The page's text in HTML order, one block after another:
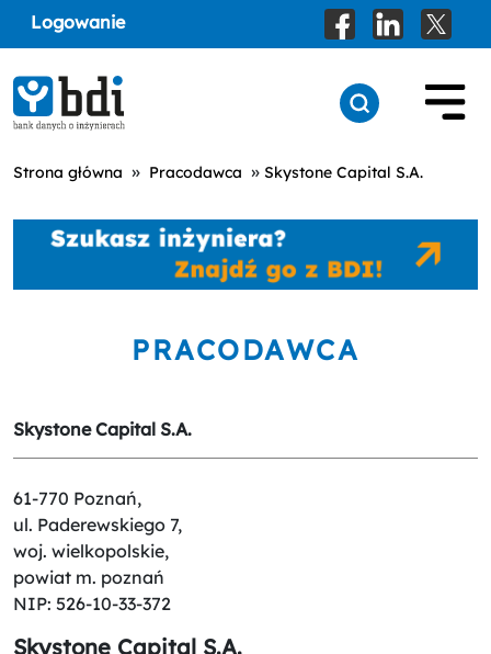
Logowanie
Strona główna » Pracodawca » Skystone Capital S.A.
PRACODAWCA
Skystone Capital S.A.
61-770 Poznań,
ul. Paderewskiego 7,
woj. wielkopolskie,
powiat m. poznań
NIP: 526-10-33-372
Skystone Capital S.A.